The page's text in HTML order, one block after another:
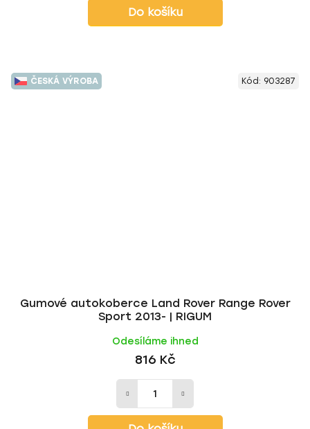
Do košíku
ČESKÁ VÝROBA
Gumové autokoberce Land Rover Range Rover
Sport 2013- | RIGUM
Odesíláme ihned
816 Kč
Kód: 903287